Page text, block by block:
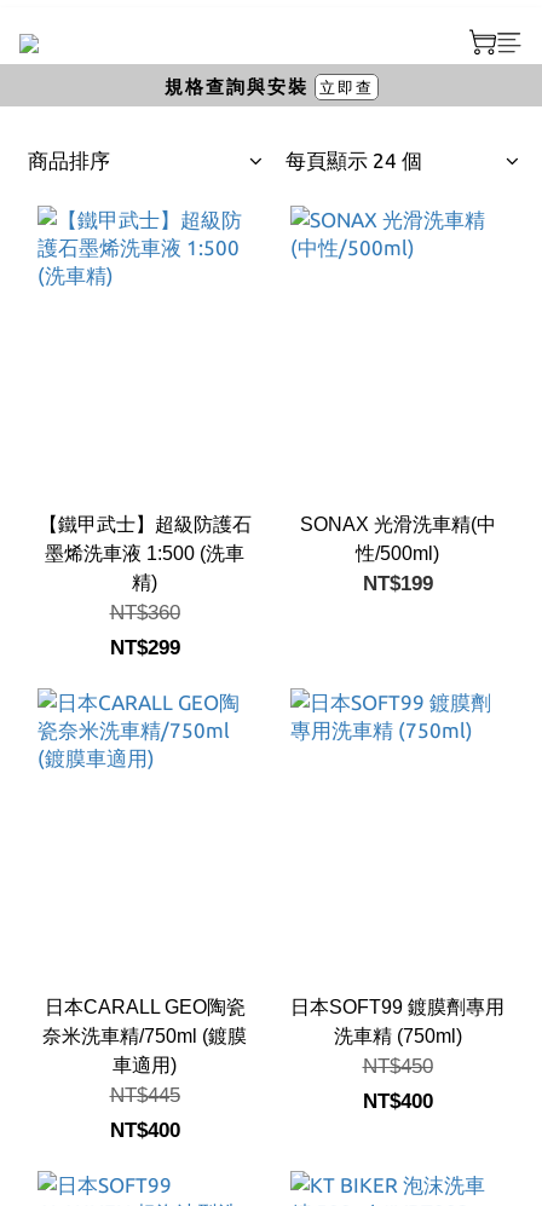
商品排序 每頁顯示 24 個
【鐵甲武士】超級防護石
墨烯洗車液 1:500 (洗車
精)
NT$360
NT$299
SONAX 光滑洗車精(中
性/500ml)
NT$199
日本CARALL GEO陶瓷
奈米洗車精/750ml (鍍膜
車適用)
NT$445
NT$400
日本SOFT99 鍍膜劑專用
洗車精 (750ml)
NT$450
NT$400
規格查詢與安裝 立即查